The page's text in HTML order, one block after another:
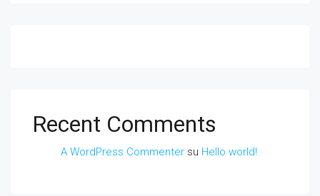
Recent Comments
A WordPress Commenter su Hello world!